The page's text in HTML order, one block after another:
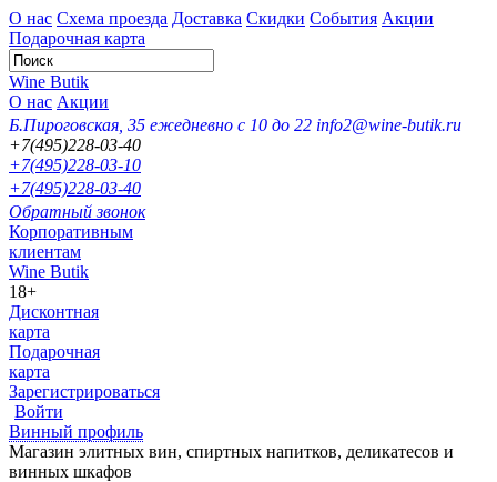
О нас Схема проезда Доставка Скидки События Акции
Подарочная карта
Wine Butik
О нас Акции
Б.Пироговская, 35 ежедневно с 10 до 22 info2@wine-butik.ru
+7(495)228-03-40
+7(495)228-03-10
+7(495)228-03-40
Обратный звонок
Корпоративным
клиентам
Wine Butik
18+
Дисконтная
карта
Подарочная
карта
Зарегистрироваться
Войти
Винный профиль
Магазин элитных вин, спиртных напитков, деликатесов и
винных шкафов